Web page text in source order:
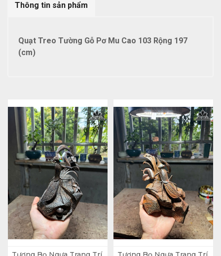
Thông tin sản phẩm
Quạt Treo Tường Gỗ Pơ Mu Cao 103 Rộng 197
(cm)